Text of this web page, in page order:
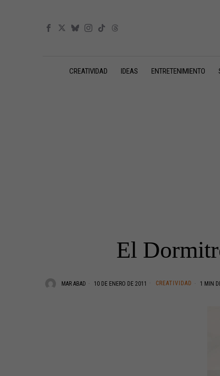
CREATIVIDAD IDEAS ENTRETENIMIENTO
El
MAR ABAD 10 DE ENERO DE 2011 CREATIVIDAD 1 MIN